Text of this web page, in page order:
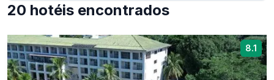
20 hotéis encontrados
8.1